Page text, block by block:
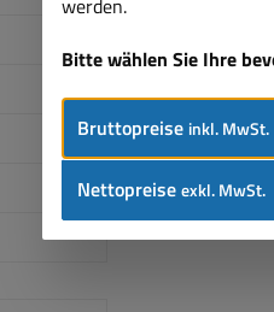
Bitte wählen Sie Ihre
Bruttopreise inkl. MwSt.
Nettopreiseexkl. MwSt.